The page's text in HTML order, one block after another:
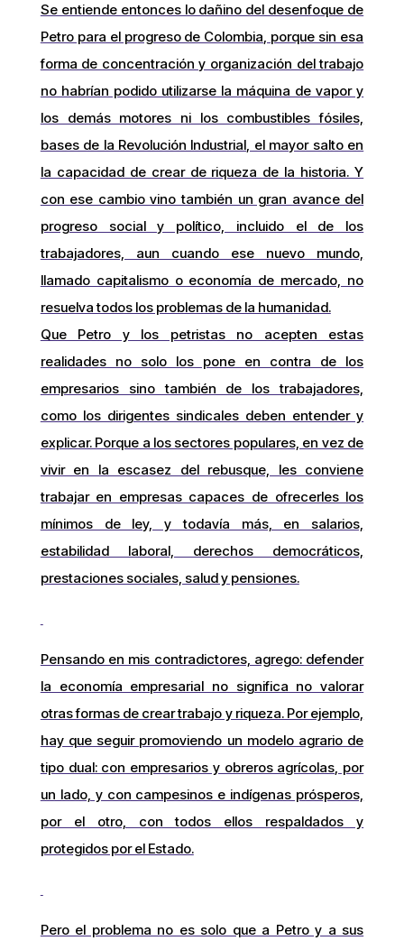
Se entiende entonces lo dañino del desenfoque de
Petro para el progreso de Colombia, porque sin esa
forma de concentración y organización del trabajo
no habrían podido utilizarse la máquina de vapor y
los demás motores ni los combustibles fósiles,
bases de la Revolución Industrial, el mayor salto en
la capacidad de crear de riqueza de la historia. Y
con ese cambio vino también un gran avance del
progreso social y político, incluido el de los
trabajadores, aun cuando ese nuevo mundo,
llamado capitalismo o economía de mercado, no
resuelva todos los problemas de la humanidad.
Que Petro y los petristas no acepten estas
realidades no solo los pone en contra de los
empresarios sino también de los trabajadores,
como los dirigentes sindicales deben entender y
explicar. Porque a los sectores populares, en vez de
vivir en la escasez del rebusque, les conviene
trabajar en empresas capaces de ofrecerles los
mínimos de ley, y todavía más, en salarios,
estabilidad laboral, derechos democráticos,
prestaciones sociales, salud y pensiones.
Pensando en mis contradictores, agrego: defender
la economía empresarial no significa no valorar
otras formas de crear trabajo y riqueza. Por ejemplo,
hay que seguir promoviendo un modelo agrario de
tipo dual: con empresarios y obreros agrícolas, por
un lado, y con campesinos e indígenas prósperos,
por el otro, con todos ellos respaldados y
protegidos por el Estado.
Pero el problema no es solo que a Petro y a sus